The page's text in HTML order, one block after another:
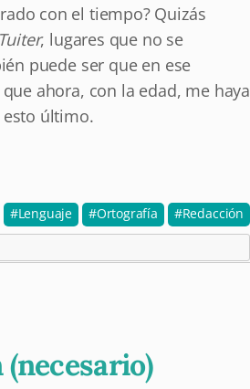
con el tiempo? Quizás
Tuiter, lugares que no se
puede ser que en ese
ahora, con la edad, me haya
esto último.
Lenguaje Ortografía Redacción